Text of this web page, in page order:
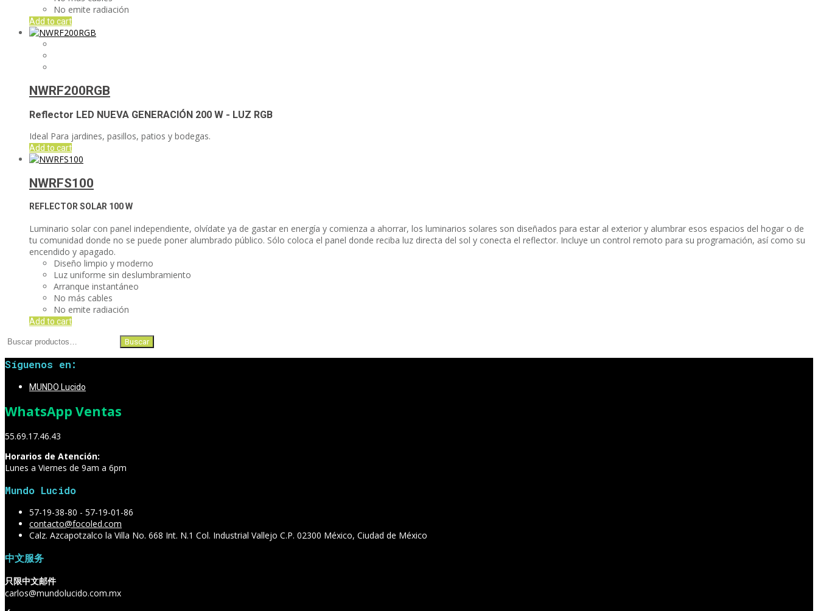
No emite radiación
Add to cart
NWRF200RGB
Reflector LED NUEVA GENERACIÓN 200 W - LUZ RGB
Ideal Para jardines, pasillos, patios y bodegas.
Add to cart
NWRFS100
REFLECTOR SOLAR 100 W
Luminario solar con panel independiente, olvídate ya de gastar en energía y comienza a ahorrar, los luminarios solares son diseñados para estar al exterior y alumbrar esos espacios del hogar o de
tu comunidad donde no se puede poner alumbrado público. Sólo coloca el panel donde reciba luz directa del sol y conecta el reflector. Incluye un control remoto para su programación, así como su
encendido y apagado.
Diseño limpio y moderno
Luz uniforme sin deslumbramiento
Arranque instantáneo
No más cables
No emite radiación
Add to cart
Buscar
Buscar
Síguenos en:
MUNDO Lucido
WhatsApp Ventas
55.69.17.46.43
Horarios de Atención:
Lunes a Viernes de 9am a 6pm
Mundo Lucido
57-19-38-80 - 57-19-01-86
contacto@focoled.com
Calz. Azcapotzalco la Villa No. 668 Int. N.1 Col. Industrial Vallejo C.P. 02300 México, Ciudad de México
中文服务
只限中文邮件
carlos@mundolucido.com.mx